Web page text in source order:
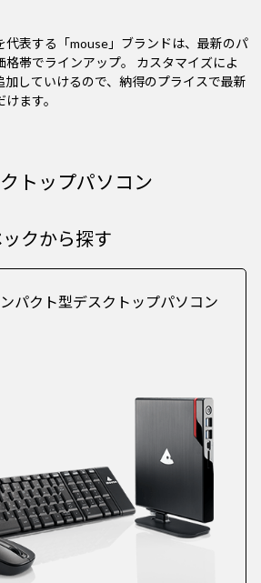
代表する「mouse」ブランドは、最新のパ
帯でラインアップ。 カスタマイズによ
加していけるので、納得のプライスで最新
ます。
トップパソコン
クから探す
パクト型デスクトップパソコン